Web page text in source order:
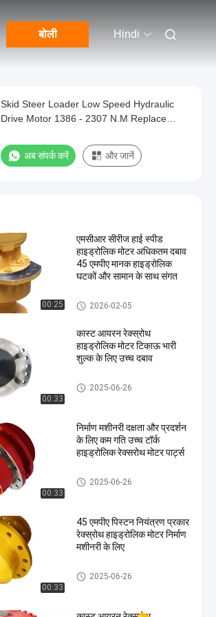
बोली Hindi
Skid Steer Loader Low Speed Hydraulic
Drive Motor 1386 - 2307 N.M Replace
अब संपर्क करें और जानें
00:25
एमसीआर सीरीज हाई स्पीड
हाइड्रोलिक मोटर अधिकतम दबाव
45 एमपीए मानक हाइड्रोलिक
घटकों और सामान के साथ संगत
Rexroth Hydraulic Motor
2026-02-05
00:33
कास्ट आयरन रेक्स्रोथ
हाइड्रोलिक मोटर टिकाऊ भारी
शुल्क के लिए उच्च दबाव
Rexroth Hydraulic Motor
2025-06-26
00:33
निर्माण मशीनरी दक्षता और प्रदर्शन
के लिए कम गति उच्च टॉर्क
हाइड्रोलिक रेक्सरोथ मोटर पार्ट्स
Rexroth Hydraulic Motor
2025-06-26
00:33
45 एमपीए पिस्टन नियंत्रण प्रकार
रेक्स्रोथ हाइड्रोलिक मोटर निर्माण
मशीनरी के लिए
Rexroth Hydraulic Motor
2025-06-26